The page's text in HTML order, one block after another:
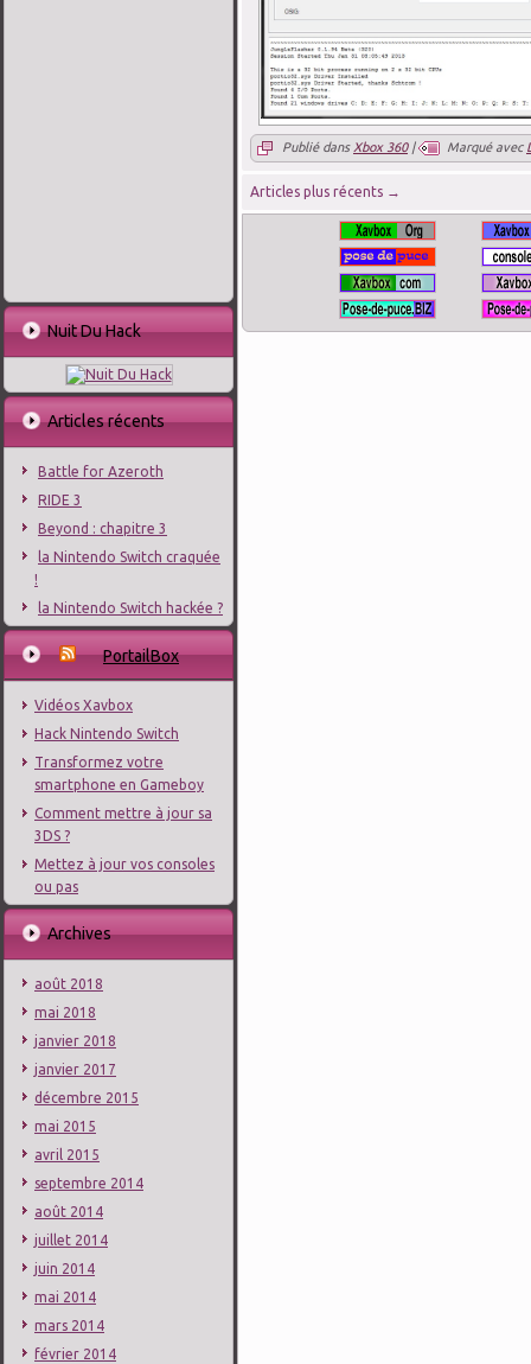
Nuit Du Hack
Articles récents
Battle for Azeroth
RIDE 3
Beyond : chapitre 3
la Nintendo Switch craquée
!
la Nintendo Switch hackée ?
PortailBox
Vidéos Xavbox
Hack Nintendo Switch
Transformez votre
smartphone en Gameboy
Comment mettre à jour sa
3DS ?
Mettez à jour vos consoles
ou pas
Archives
août 2018
mai 2018
janvier 2018
janvier 2017
décembre 2015
mai 2015
avril 2015
septembre 2014
août 2014
juillet 2014
juin 2014
mai 2014
mars 2014
février 2014
Publié dans Xbox 360| Marqué avec
Articles plus récents →